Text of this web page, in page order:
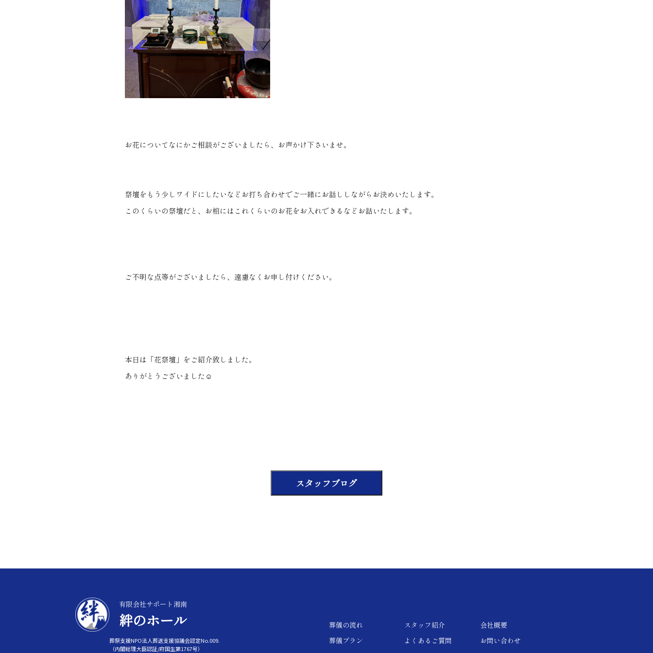
お花についてなにかご相談がございましたら、お声かけ下さいませ。
祭壇をもう少しワイドにしたいなどお打ち合わせでご一緒にお話ししながらお決めいたします。
このくらいの祭壇だと、お棺にはこれくらいのお花をお入れできるなどお話いたします。
ご不明な点等がございましたら、遠慮なくお申し付けください。
本日は「花祭壇」をご紹介致しました。
ありがとうございました☺
スタッフブログ
有限会社サポート湘南
絆のホール
葬祭支援NPO法人葬送支援協議会認定No.009.
（内閣総理大臣認証/府国生第1767号）
葬儀の流れ スタッフ紹介
会社概要
葬儀プラン
よくあるご質問
お問い合わせ